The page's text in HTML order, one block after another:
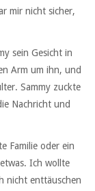
mir nicht sicher,
sein Gesicht in
Arm um ihn, und
Sammy zuckte
Nachricht und
Familie oder ein
Ich wollte
nicht enttäuschen